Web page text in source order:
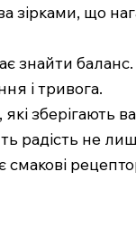
зірками, що
знайти баланс.
і тривога.
зберігають
радість не
смакові